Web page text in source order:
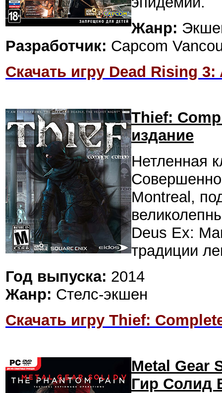
Жанр:
Разработчик: Capcom
Скачать игру Dead Rising
Thief:
издание
Нетленная
Совершенно
Montreal,
Deus Ex:
традиции
Год выпуска: 2014
Жанр: Стелс-экшен
Скачать игру Thief:
Metal Gear
Гир Солид